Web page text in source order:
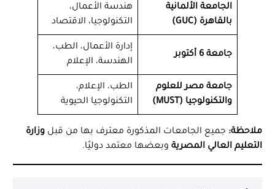
الجامعة الألمانية
بالقاهرة (GUC)
هندسة الأعمال،
التكنولوجيا، الاقتصاد
جامعة 6 أكتوبر
إدارة الأعمال، الطب،
الهندسة، الإعلام
جامعة مصر للعلوم
والتكنولوجيا (MUST)
الطب، الإعلام،
التكنولوجيا الحيوية
ملاحظة: جميع الجامعات المذكورة معترف بها من قبل وزارة
التعليم العالي المصرية وبعضها معتمد دوليًا.